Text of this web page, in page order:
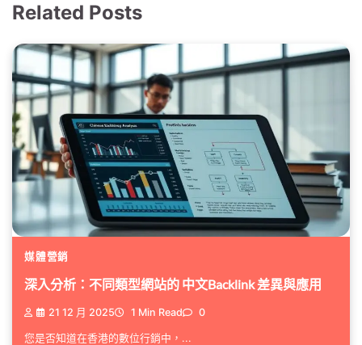
Related Posts
媒體營銷
深入分析：不同類型網站的 中文Backlink 差異與應用
21 12 月 2025 1 Min Read 0
您是否知道在香港的數位行銷中，...